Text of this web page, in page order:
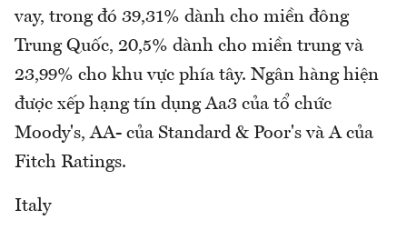
vay, trong đó 39,31% dành cho miền đông
Trung Quốc, 20,5% dành cho miền trung và
23,99% cho khu vực phía tây. Ngân hàng hiện
được xếp hạng tín dụng Aa3 của tổ chức
Moody's, AA- của Standard & Poor's và A của
Fitch Ratings.
Italy